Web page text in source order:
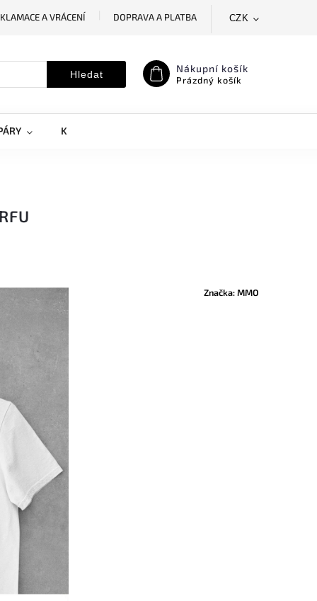
A VRÁCENÍ
DOPRAVA A PLATBA
CZK
Hledat Nákupní košík
Prázdný košík
KRYTY NA MOBILY
Značka:MMO